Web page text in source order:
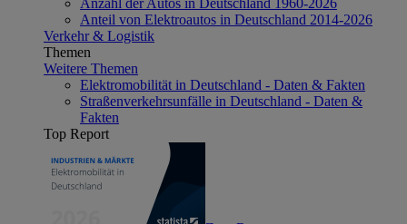
Anteil von Elektroautos in Deutschland 2014-2026
Verkehr & Logistik
Themen
Weitere Themen
Elektromobilität in Deutschland - Daten & Fakten
Straßenverkehrsunfälle in Deutschland - Daten &
Fakten
Top Report